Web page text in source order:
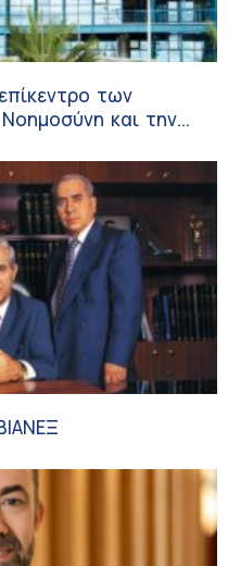
των